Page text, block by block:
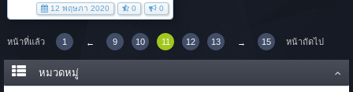
12 พฤษภา 2020 0 0
หน้าที่แล้ว 1 ← 9 10 11 12 13 → 15 หน้าถัดไป
หมวดหมู่